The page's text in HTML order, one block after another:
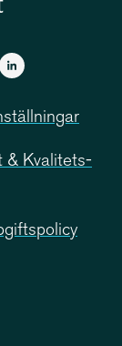
& Kvali­tets­